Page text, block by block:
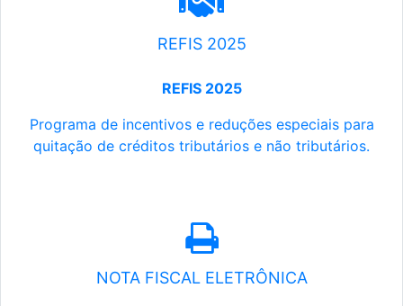
REFIS 2025
REFIS 2025
Programa de incentivos e reduções especiais para
quitação de créditos tributários e não tributários.
NOTA FISCAL ELETRÔNICA